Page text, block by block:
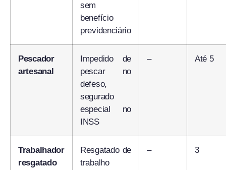
sem
benefício
previdenciário
Pescador
artesanal
Impedido de
pescar no
defeso,
segurado
especial no
INSS
– Até 5
Trabalhador
resgatado
Resgatado de
trabalho
– 3